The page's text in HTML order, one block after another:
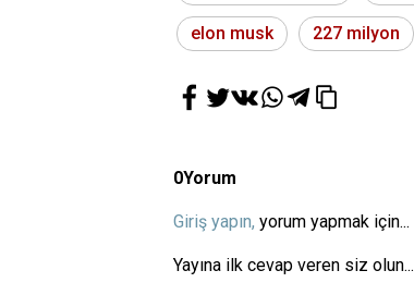
elon musk 227 milyon
0Yorum
Giriş yapın, yorum yapmak için...
Yayına ilk cevap veren siz olun...